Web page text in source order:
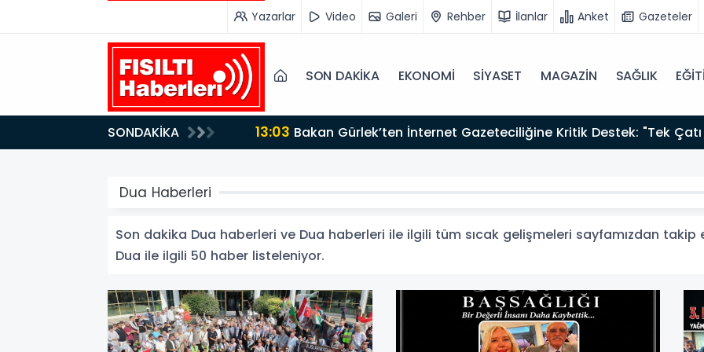
Yazarlar Video Galeri Rehber İlanlar Anket Gazeteler
SON DAKİKA EKONOMİ SİYASET MAGAZİN SAĞLIK
SONDAKİKA 13:03
Düzenlemeye Hazırız"
Dua Haberleri
Son dakika Dua haberleri ve Dua haberleri ile ilgili tüm sıcak gelişmeleri sayfamızdan takip
Dua ile ilgili 50 haber listeleniyor.